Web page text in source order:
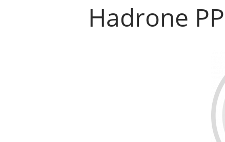
Hadrone